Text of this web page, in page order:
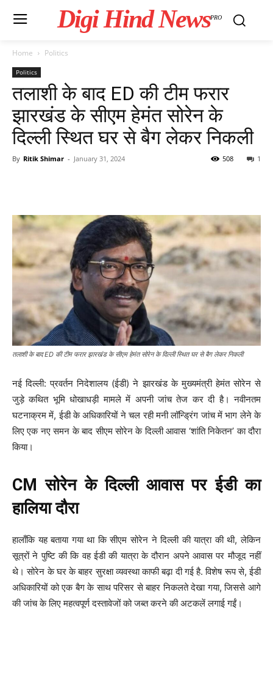
Digi Hind NewsPRO
Home Politics
Politics
तलाशी के बाद ED की टीम फरार
झारखंड के सीएम हेमंत सोरेन के
दिल्ली स्थित घर से बैग लेकर निकली
By Ritik Shimar - January 31, 2024 1
508
तलाशी के बाद ED की टीम फरार झारखंड के सीएम हेमंत सोरेन के दिल्ली स्थित घर से बैग लेकर निकली
नई दिल्ली: प्रवर्तन निदेशालय (ईडी) ने झारखंड के मुख्यमंत्री हेमंत सोरेन से
जुड़े कथित भूमि धोखाधड़ी मामले में अपनी जांच तेज कर दी है। नवीनतम
घटनाक्रम में, ईडी के अधिकारियों ने चल रही मनी लॉन्ड्रिंग जांच में भाग लेने के
लिए एक नए समन के बाद सीएम सोरेन के दिल्ली आवास ‘शांति निकेतन’ का दौरा
किया।
CM सोरेन के दिल्ली आवास पर ईडी का
हालिया दौरा
हालाँकि यह बताया गया था कि सीएम सोरेन ने दिल्ली की यात्रा की थी, लेकिन
सूत्रों ने पुष्टि की कि वह ईडी की यात्रा के दौरान अपने आवास पर मौजूद नहीं
थे। सोरेन के घर के बाहर सुरक्षा व्यवस्था काफी बढ़ा दी गई है. विशेष रूप से, ईडी
अधिकारियों को एक बैग के साथ परिसर से बाहर निकलते देखा गया, जिससे आगे
की जांच के लिए महत्वपूर्ण दस्तावेजों को जब्त करने की अटकलें लगाई गईं।